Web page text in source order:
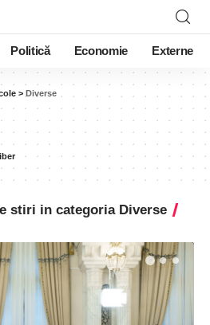
Politică Economie Externe
> Diverse
stiri in categoria Diverse